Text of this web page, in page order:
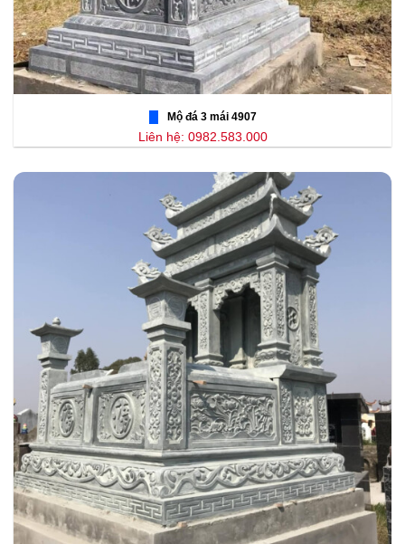
Mộ đá 3 mái 4907
Liên hệ: 0982.583.000